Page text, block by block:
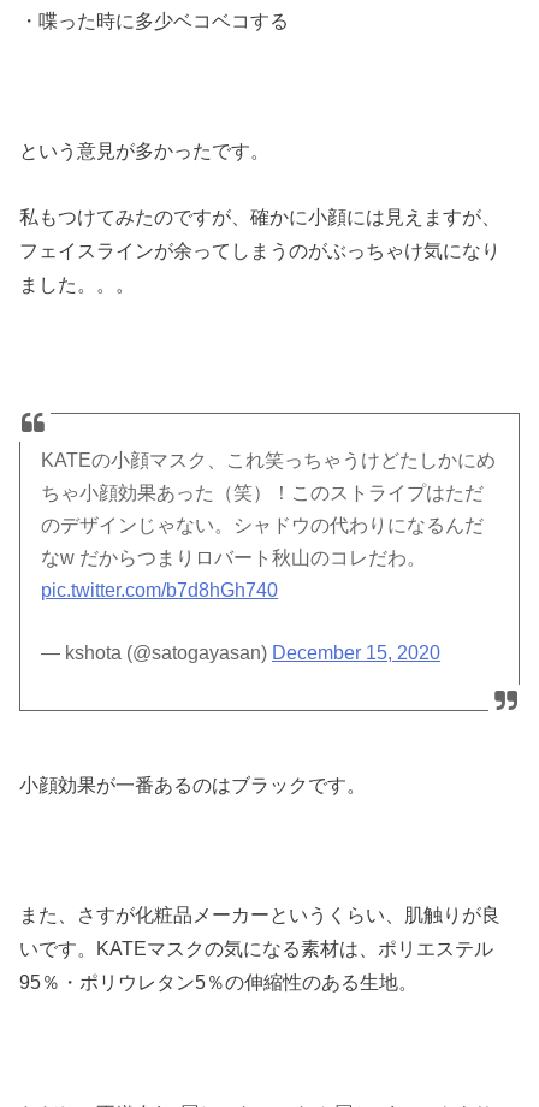
・喋った時に多少ベコベコする
という意見が多かったです。
私もつけてみたのですが、確かに小顔には見えますが、
フェイスラインが余ってしまうのがぶっちゃけ気になり
ました。。。
KATEの小顔マスク、これ笑っちゃうけどたしかにめ
ちゃ小顔効果あった（笑）！このストライプはただ
のデザインじゃない。シャドウの代わりになるんだ
なw だからつまりロバート秋山のコレだわ。
pic.twitter.com/b7d8hGh740
— kshota (@satogayasan) December 15, 2020
小顔効果が一番あるのはブラックです。
また、さすが化粧品メーカーというくらい、肌触りが良
いです。KATEマスクの気になる素材は、ポリエステル
95％・ポリウレタン5％の伸縮性のある生地。